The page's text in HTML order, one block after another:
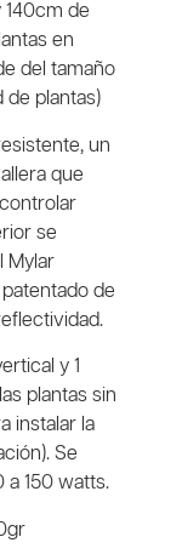
de
en
del tamaño
de plantas)
un
que
se
Mylar
de
y 1
plantas sin
instalar la
Se
a 150 watts.